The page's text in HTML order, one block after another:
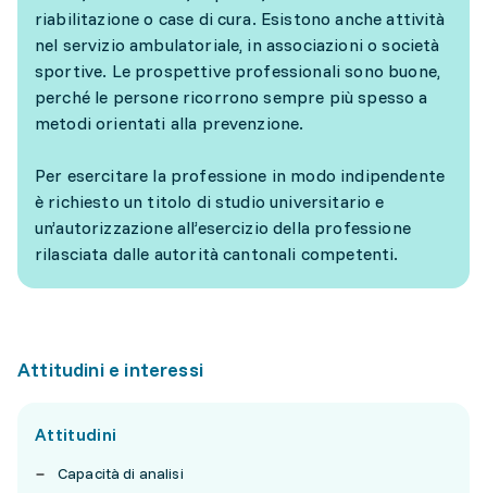
riabilitazione o case di cura. Esistono anche attività
nel servizio ambulatoriale, in associazioni o società
sportive. Le prospettive professionali sono buone,
perché le persone ricorrono sempre più spesso a
metodi orientati alla prevenzione.
Per esercitare la professione in modo indipendente
è richiesto un titolo di studio universitario e
un’autorizzazione all’esercizio della professione
rilasciata dalle autorità cantonali competenti.
Attitudini e interessi
Attitudini
Capacità di analisi